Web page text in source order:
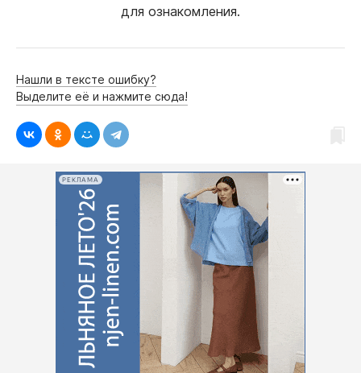
для ознакомления.
Нашли в тексте ошибку?
Выделите её и нажмите сюда!
РЕКЛАМА